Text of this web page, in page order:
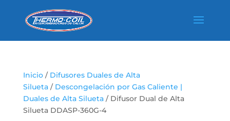
Inicio/ Difusores Duales de Alta
Silueta/ Descongelación por Gas Caliente |
Duales de Alta Silueta/ Difusor Dual de Alta
Silueta DDASP-360G-4